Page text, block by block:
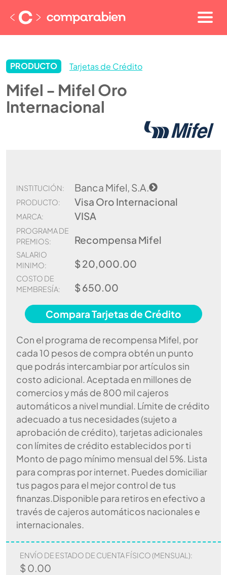
PRODUCTO Tarjetas de Crédito
Mifel - Mifel Oro
Internacional
INSTITUCIÓN: Banca Mifel, S.A.
PRODUCTO: Visa Oro Internacional
MARCA: VISA
PROGRAMA DE
PREMIOS:
Recompensa Mifel
SALARIO
MINIMO:
$ 20,000.00
COSTO DE
MEMBRESÍA:
$ 650.00
Compara Tarjetas de Crédito
Con el programa de recompensa Mifel, por
cada 10 pesos de compra obtén un punto
que podrás intercambiar por artículos sin
costo adicional. Aceptada en millones de
comercios y más de 800 mil cajeros
automáticos a nivel mundial. Límite de crédito
adecuado a tus necesidades (sujeto a
aprobación de crédito), tarjetas adicionales
con límites de crédito establecidos por ti
Monto de pago mínimo mensual del 5%. Lista
para compras por internet. Puedes domiciliar
tus pagos para el mejor control de tus
finanzas.Disponible para retiros en efectivo a
través de cajeros automáticos nacionales e
internacionales.
ENVÍO DE ESTADO DE CUENTA FÍSICO (MENSUAL):
$ 0.00